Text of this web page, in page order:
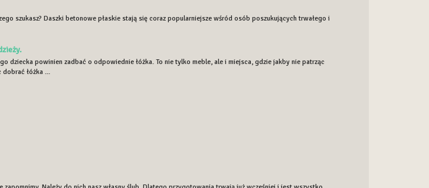
szukasz? Daszki betonowe płaskie stają się coraz popularniejsze wśród osób poszukujących trwałego i
dziecka powinien zadbać o odpowiednie łóżka. To nie tylko meble, ale i miejsca, gdzie jakby nie patrząc
łóżka ...